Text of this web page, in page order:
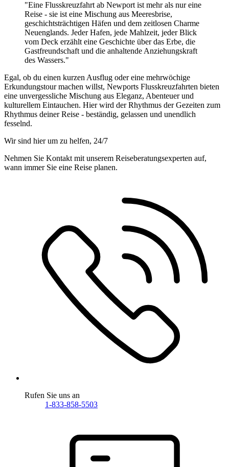
"Eine Flusskreuzfahrt ab Newport ist mehr als nur eine
Reise - sie ist eine Mischung aus Meeresbrise,
geschichtsträchtigen Häfen und dem zeitlosen Charme
Neuenglands. Jeder Hafen, jede Mahlzeit, jeder Blick
vom Deck erzählt eine Geschichte über das Erbe, die
Gastfreundschaft und die anhaltende Anziehungskraft
des Wassers."
Egal, ob du einen kurzen Ausflug oder eine mehrwöchige
Erkundungstour machen willst, Newports Flusskreuzfahrten bieten
eine unvergessliche Mischung aus Eleganz, Abenteuer und
kulturellem Eintauchen. Hier wird der Rhythmus der Gezeiten zum
Rhythmus deiner Reise - beständig, gelassen und unendlich
fesselnd.
Wir sind hier um zu helfen, 24/7
Nehmen Sie Kontakt mit unserem Reiseberatungsexperten auf,
wann immer Sie eine Reise planen.
Rufen Sie uns an
1-833-858-5503